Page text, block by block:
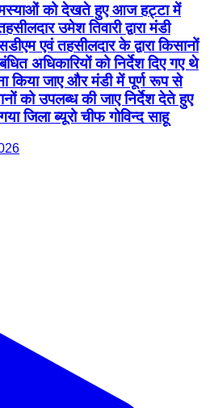
को देखते हुए आज हट्टा में
उमेश तिवारी द्वारा मंडी
एवं तहसीलदार के द्वारा किसानों
अधिकारियों को निर्देश दिए गए थे
किया जाए और मंडी में पूर्ण रूप से
को उपलब्ध की जाए निर्देश देते हुए
जिला ब्यूरो चीफ गोविन्द साहू